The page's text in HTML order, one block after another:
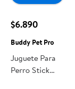
$6.890
Buddy Pet Pro
Juguete Para
Perro Stick